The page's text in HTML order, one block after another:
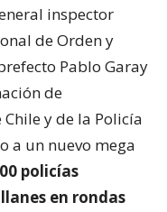
inspector
de Orden y
Pablo Garay
de
y de la Policía
a un nuevo mega
policías
en rondas